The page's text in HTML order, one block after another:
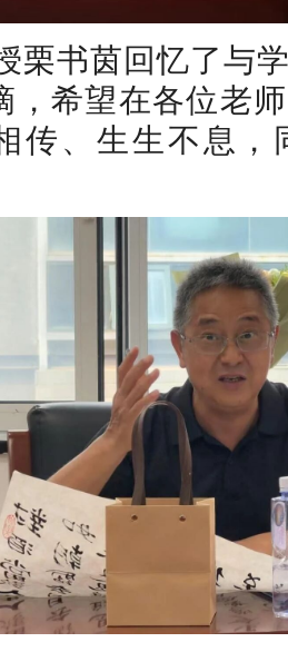
栗书茵回忆了与
，希望在各位老
传、生生不息，